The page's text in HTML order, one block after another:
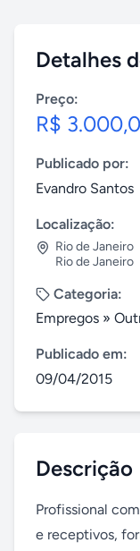
Detalhes
Preço:
R$
Publicado por:
Evandro Santos
Localização:
Rio de Janeiro
Rio de Janeiro
Categoria:
Empregos »
Publicado em:
09/04/2015
Descrição
Profissional
e receptivos,